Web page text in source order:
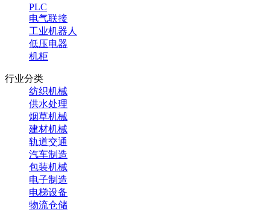
PLC
电气联接
工业机器人
低压电器
机柜
行业分类
纺织机械
供水处理
烟草机械
建材机械
轨道交通
汽车制造
包装机械
电子制造
电梯设备
物流仓储